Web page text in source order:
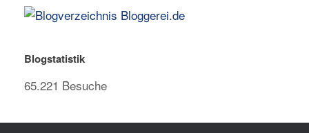
Blogstatistik
65.221 Besuche